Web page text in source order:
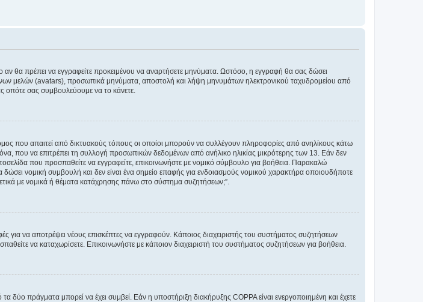
θα πρέπει να εγγραφείτε προκειμένου να αναρτήσετε μηνύματα. Ωστόσο, η εγγραφή θα σας δώσει
μελών (avatars), προσωπικά μηνύματα, αποστολή και λήψη μηνυμάτων ηλεκτρονικού ταχυδρομείου από
οπότε σας συμβουλεύουμε να το κάνετε.
που απαιτεί από δικτυακούς τόπους οι οποίοι μπορούν να συλλέγουν πληροφορίες από ανηλίκους κάτω
που να επιτρέπει τη συλλογή προσωπικών δεδομένων από ανήλικο ηλικίας μικρότερης των 13. Εάν δεν
που προσπαθείτε να εγγραφείτε, επικοινωνήστε με νομικό σύμβουλο για βοήθεια. Παρακαλώ
νομική συμβουλή και δεν είναι ένα σημείο επαφής για ενδοιασμούς νομικού χαρακτήρα οποιουδήποτε
με νομικά ή θέματα κατάχρησης πάνω στο σύστημα συζητήσεων;”.
για να αποτρέψει νέους επισκέπτες να εγγραφούν. Κάποιος διαχειριστής του συστήματος συζητήσεων
να καταχωρίσετε. Επικοινωνήστε με κάποιον διαχειριστή του συστήματος συζητήσεων για βοήθεια.
πράγματα μπορεί να έχει συμβεί. Εάν η υποστήριξη διακήρυξης COPPA είναι ενεργοποιημένη και έχετε